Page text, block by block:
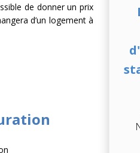
industrielle au
de donner un prix
d’un logement à